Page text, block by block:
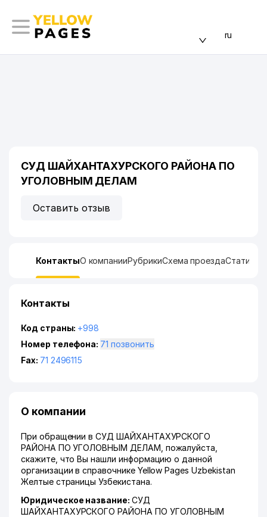
ru
СУД ШАЙХАНТАХУРСКОГО РАЙОНА ПО
УГОЛОВНЫМ ДЕЛАМ
Оставить отзыв
КонтактыО компанииРубрикиСхема проезда
Контакты
Код страны: +998
Номер телефона:
71 позвонить
Fax: 71 2496115
О компании
При обращении в СУД ШАЙХАНТАХУРСКОГО
РАЙОНА ПО УГОЛОВНЫМ ДЕЛАМ, пожалуйста,
скажите, что Вы нашли информацию о данной
организации в справочнике Yellow Pages Uzbekistan
Желтые страницы Узбекистана.
Юридическое название: СУД
ШАЙХАНТАХУРСКОГО РАЙОНА ПО УГОЛОВНЫМ